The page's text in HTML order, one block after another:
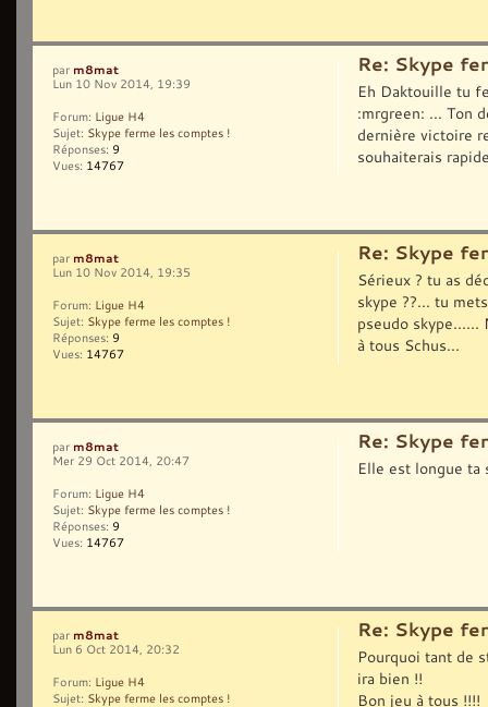
Re: Skype
Eh Daktouille tu
:mrgreen: ... Ton
dernière victoire
souhaiterais
par m8mat
Lun 10 Nov 2014, 19:39
Forum: Ligue H4
Sujet: Skype ferme les comptes !
Réponses: 9
Vues: 14767
Re: Skype
Sérieux ? tu as
skype ??... tu
pseudo
à tous Schus...
par m8mat
Lun 10 Nov 2014, 19:35
Forum: Ligue H4
Sujet: Skype ferme les comptes !
Réponses: 9
Vues: 14767
Re: Skype
Elle est longue ta
par m8mat
Mer 29 Oct 2014, 20:47
Forum: Ligue H4
Sujet: Skype ferme les comptes !
Réponses: 9
Vues: 14767
Re: Skype
Pourquoi tant de
ira bien !!
Bon jeu à tous !!!!
par m8mat
Lun 6 Oct 2014, 20:32
Forum: Ligue H4
Sujet: Skype ferme les comptes !